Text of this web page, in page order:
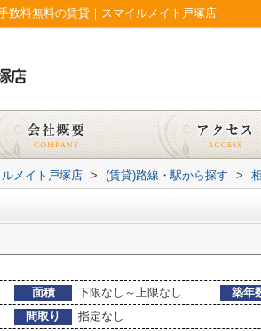
数料無料の賃貸｜スマイルメイト戸塚店
メイト戸塚店 > (賃貸)路線・駅から探す >
面積 下限なし～上限なし 築年
間取り
指定なし